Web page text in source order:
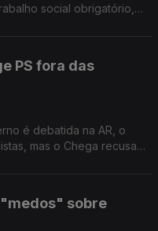
social obrigatório,
PS fora das
é debatida na AR, o
mas o Chega recusa
"medos" sobre